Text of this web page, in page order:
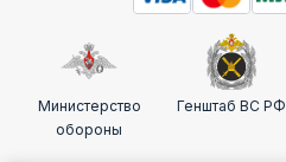
Министерство
обороны
Генштаб ВС РФ